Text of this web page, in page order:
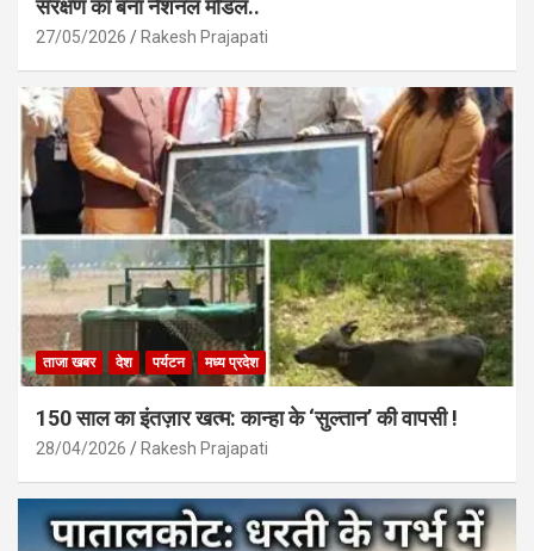
संरक्षण का बना नेशनल मॉडल..
27/05/2026 Rakesh Prajapati
ताजा खबर देश पर्यटन मध्य प्रदेश
150 साल का इंतज़ार खत्म: कान्हा के ‘सुल्तान’ की वापसी !
28/04/2026 Rakesh Prajapati